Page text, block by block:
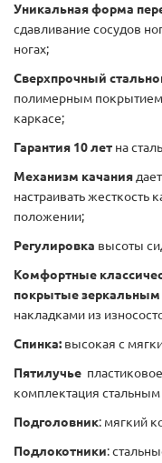
Уникальная форма
сдавливание сосудов
ногах;
Сверхпрочный
полимерным покрытием
каркасе;
Гарантия 10 лет на
Механизм качания
настраивать жесткость
положении;
Регулировка высоты
Комфортные
покрытые
накладками из
Спинка: высокая с
Пятилучье
комплектация
Подголовник: мягкий
Подлокотники: